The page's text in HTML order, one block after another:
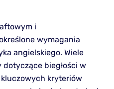
i
wymagania
angielskiego. Wiele
biegłości w
kryteriów